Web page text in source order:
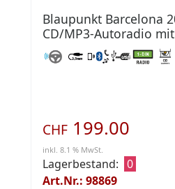
Blaupunkt Barcelona
CD/MP3-Autoradio
Bluetooth / USB / AU
CHF 199.00
inkl. 8.1 % MwSt.
Lagerbestand: 0
Art.Nr.: 98869